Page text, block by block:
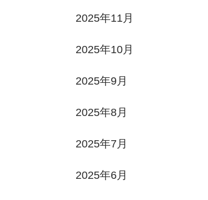
2025年11月
2025年10月
2025年9月
2025年8月
2025年7月
2025年6月